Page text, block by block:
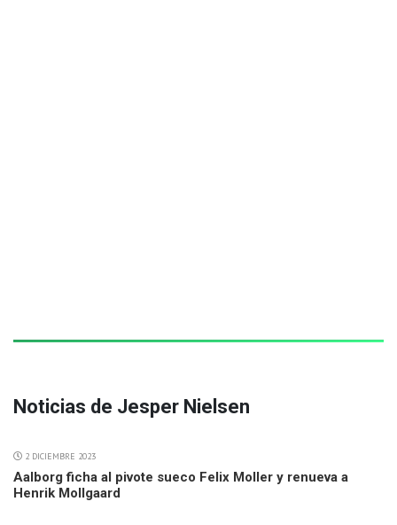
Noticias de Jesper Nielsen
2 DICIEMBRE 2023
Aalborg ficha al pivote sueco Felix Moller y renueva a
Henrik Mollgaard